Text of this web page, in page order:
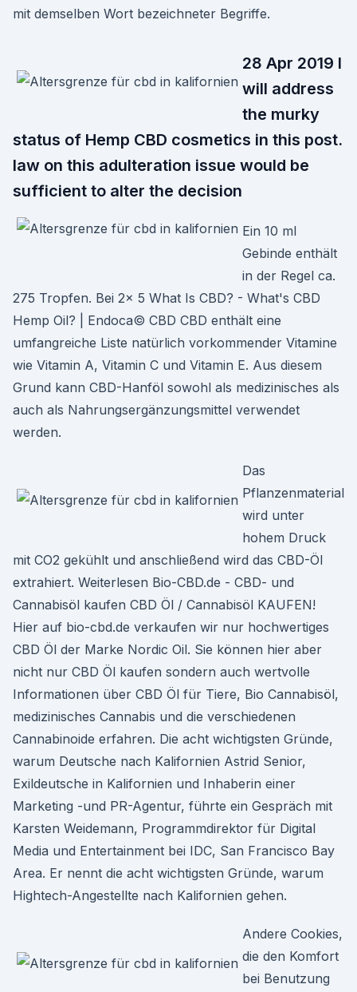
mit demselben Wort bezeichneter Begriffe.
28 Apr 2019 I
will address
the murky
status of Hemp CBD cosmetics in this post.
law on this adulteration issue would be
sufficient to alter the decision
Ein 10 ml
Gebinde enthält
in der Regel ca.
275 Tropfen. Bei 2x 5 What Is CBD? - What's CBD
Hemp Oil? | Endoca© CBD CBD enthält eine
umfangreiche Liste natürlich vorkommender Vitamine
wie Vitamin A, Vitamin C und Vitamin E. Aus diesem
Grund kann CBD-Hanföl sowohl als medizinisches als
auch als Nahrungsergänzungsmittel verwendet
werden.
Das
Pflanzenmaterial
wird unter
hohem Druck
mit CO2 gekühlt und anschließend wird das CBD-Öl
extrahiert. Weiterlesen Bio-CBD.de - CBD- und
Cannabisöl kaufen CBD Öl / Cannabisöl KAUFEN!
Hier auf bio-cbd.de verkaufen wir nur hochwertiges
CBD Öl der Marke Nordic Oil. Sie können hier aber
nicht nur CBD Öl kaufen sondern auch wertvolle
Informationen über CBD Öl für Tiere, Bio Cannabisöl,
medizinisches Cannabis und die verschiedenen
Cannabinoide erfahren. Die acht wichtigsten Gründe,
warum Deutsche nach Kalifornien Astrid Senior,
Exildeutsche in Kalifornien und Inhaberin einer
Marketing -und PR-Agentur, führte ein Gespräch mit
Karsten Weidemann, Programmdirektor für Digital
Media und Entertainment bei IDC, San Francisco Bay
Area. Er nennt die acht wichtigsten Gründe, warum
Hightech-Angestellte nach Kalifornien gehen.
Andere Cookies,
die den Komfort
bei Benutzung